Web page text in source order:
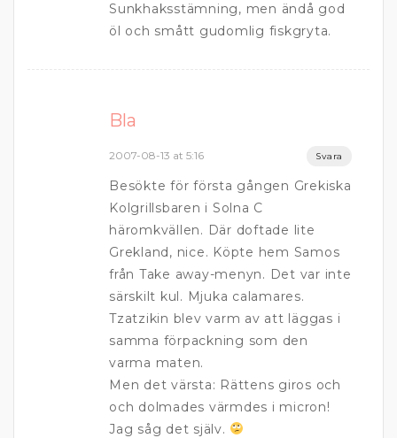
Sunkhaksstämning, men ändå god
öl och smått gudomlig fiskgryta.
Bla
2007-08-13 at 5:16 Svara
Besökte för första gången Grekiska
Kolgrillsbaren i Solna C
häromkvällen. Där doftade lite
Grekland, nice. Köpte hem Samos
från Take away-menyn. Det var inte
särskilt kul. Mjuka calamares.
Tzatzikin blev varm av att läggas i
samma förpackning som den
varma maten.
Men det värsta: Rättens giros och
och dolmades värmdes i micron!
Jag såg det själv.